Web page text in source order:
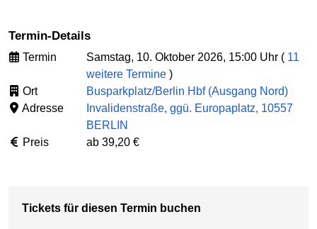
Termin-Details
Termin Samstag, 10. Oktober 2026, 15:00 Uhr ( 11
weitere Termine )
Ort
Busparkplatz/Berlin Hbf (Ausgang Nord)
Adresse
Invalidenstraße, ggü. Europaplatz, 10557
BERLIN
Preis
ab 39,20 €
Tickets für diesen Termin buchen